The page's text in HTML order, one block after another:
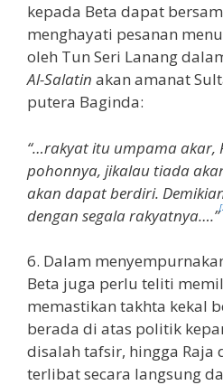
kepada Beta dapat
menghayati pesanan
oleh Tun Seri Lanang
Al-Salatin akan amanat
putera Baginda:
“…rakyat itu umpama akar,
pohonnya, jikalau tiada
akan dapat berdiri.
dengan segala rakyatnya….”
6. Dalam
Beta juga perlu teliti
memastikan takhta kekal
berada di atas politik
disalah tafsir, hingga
terlibat secara langsung